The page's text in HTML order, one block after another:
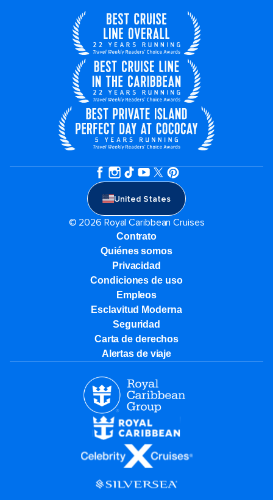
United States
© 2026 Royal Caribbean Cruises
Contrato
Quiénes somos
Privacidad
Condiciones de uso
Empleos
Esclavitud Moderna
Seguridad
Carta de derechos
Alertas de viaje